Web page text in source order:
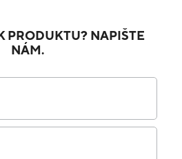
PRODUKTU? NAPIŠTE
NÁM.